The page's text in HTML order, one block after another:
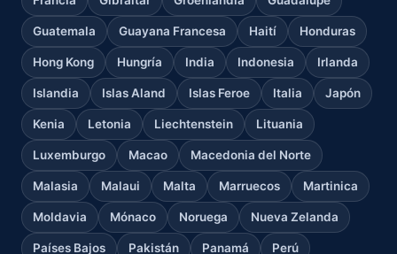
Guatemala Guayana Francesa Haití Honduras
Hong Kong Hungría India Indonesia Irlanda
Islandia Islas Aland Islas Feroe Italia Japón
Kenia Letonia Liechtenstein Lituania
Luxemburgo Macao Macedonia del Norte
Malasia Malaui Malta Marruecos Martinica
Moldavia Mónaco Noruega Nueva Zelanda
Países Bajos Pakistán Panamá Perú